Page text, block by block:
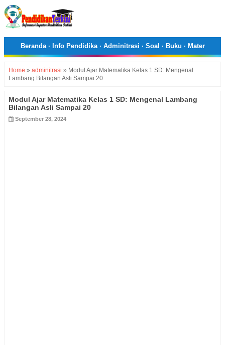
Beranda· Info Pendidika· Adminitrasi · Soal · Buku · Mater
Home » adminitrasi » Modul Ajar Matematika Kelas 1 SD: Mengenal
Lambang Bilangan Asli Sampai 20
Modul Ajar Matematika Kelas 1 SD: Mengenal Lambang
Bilangan Asli Sampai 20
September 28, 2024